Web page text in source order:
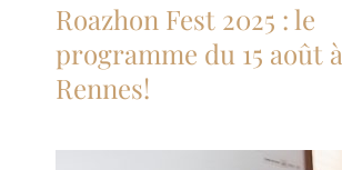
Roazhon Fest 2025 : le
programme du 15 août à
Rennes!